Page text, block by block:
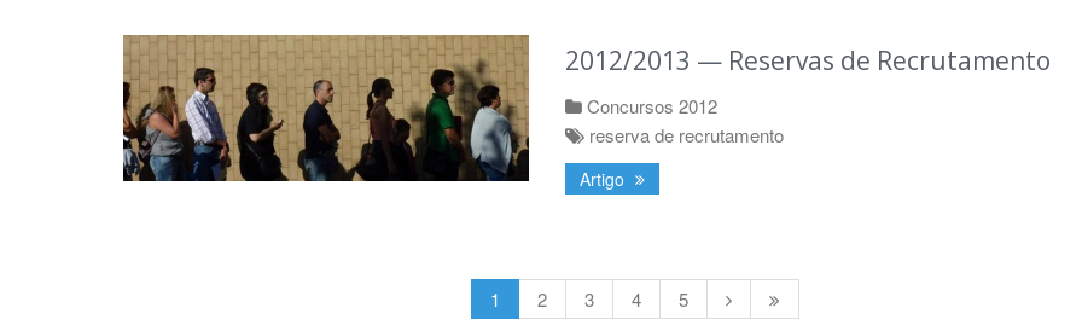
2012/2013 — Reservas de Recrutamento
Concursos 2012
reserva de recrutamento
Artigo
1 2 3 4 5